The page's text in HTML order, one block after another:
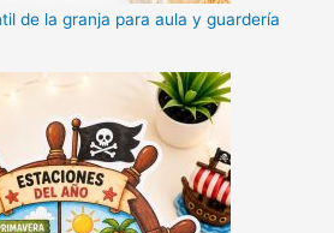
de la granja para aula y guardería